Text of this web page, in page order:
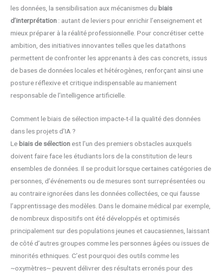
les données, la sensibilisation aux mécanismes du biais
d’interprétation : autant de leviers pour enrichir l’enseignement et
mieux préparer à la réalité professionnelle. Pour concrétiser cette
ambition, des initiatives innovantes telles que les datathons
permettent de confronter les apprenants à des cas concrets, issus
de bases de données locales et hétérogènes, renforçant ainsi une
posture réflexive et critique indispensable au maniement
responsable de l’intelligence artificielle.
Comment le biais de sélection impacte-t-il la qualité des données
dans les projets d’IA ?
Lebiais de sélection est l’un des premiers obstacles auxquels
doivent faire face les étudiants lors de la constitution de leurs
ensembles de données. Il se produit lorsque certaines catégories de
personnes, d’événements ou de mesures sont surreprésentées ou
au contraire ignorées dans les données collectées, ce qui fausse
l’apprentissage des modèles. Dans le domaine médical par exemple,
de nombreux dispositifs ont été développés et optimisés
principalement sur des populations jeunes et caucasiennes, laissant
de côté d’autres groupes comme les personnes âgées ou issues de
minorités ethniques. C’est pourquoi des outils comme les
~oxymètres~ peuvent délivrer des résultats erronés pour des